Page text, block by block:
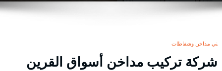
فني مداخن وشفاطات
شركة تركيب مداخن أسواق القرين